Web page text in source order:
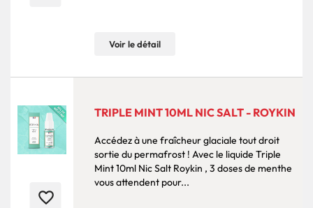
Voir le détail
favorite_border
TRIPLE MINT 10ML NIC SALT - ROYKIN
Accédez à une fraîcheur glaciale tout droit
sortie du permafrost ! Avec le liquide Triple
Mint 10ml Nic Salt Roykin , 3 doses de menthe
vous attendent pour...